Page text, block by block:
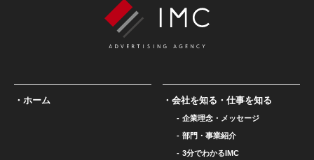
ホーム 会社を知る・仕事を知る
企業理念・メッセージ
部門・事業紹介
3分でわかるIMC